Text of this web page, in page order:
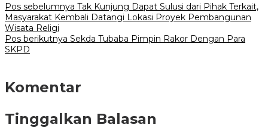
Pos sebelumnya Tak Kunjung Dapat Sulusi dari Pihak Terkait,
Masyarakat Kembali Datangi Lokasi Proyek Pembangunan
Wisata Religi
Pos berikutnya Sekda Tubaba Pimpin Rakor Dengan Para
SKPD
Komentar
Tinggalkan Balasan